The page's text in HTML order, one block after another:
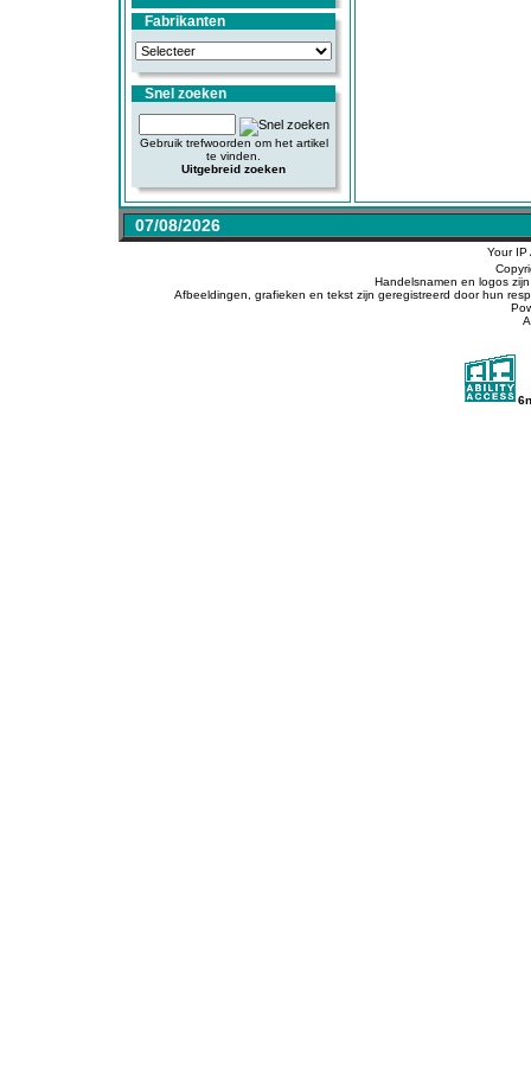
Fabrikanten
Snel zoeken
Gebruik trefwoorden om het artikel
te vinden.
Uitgebreid zoeken
07/08/2026
Your IP
Handelsnamen en logos
Afbeeldingen, grafieken en tekst zijn geregistreerd door hun